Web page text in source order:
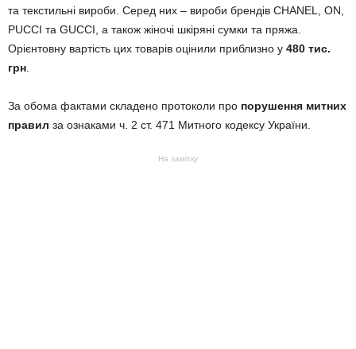
та текстильні вироби. Серед них – вироби брендів CHANEL, ON,
PUCCI та GUCCI, а також жіночі шкіряні сумки та пряжа.
Орієнтовну вартість цих товарів оцінили приблизно у 480 тис.
грн
За обома фактами складено протоколи про порушення митних
правил за ознаками ч. 2 ст. 471 Митного кодексу України.
На замітку